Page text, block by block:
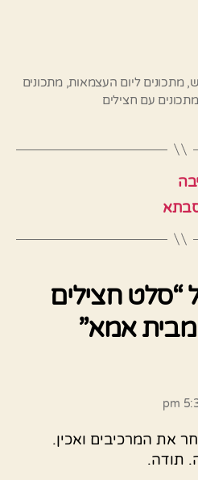
,מתכונים ליום העצמאות,מתכונים
מתכונים עם חצילים
“סלט חצילים
מבית אמא”
את המרכיבים ואכין.
תודה.